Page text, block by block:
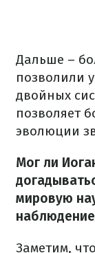
Дальше –
позволили
двойных
позволяет
эволюции
Мог ли
мировую
Заметим, что